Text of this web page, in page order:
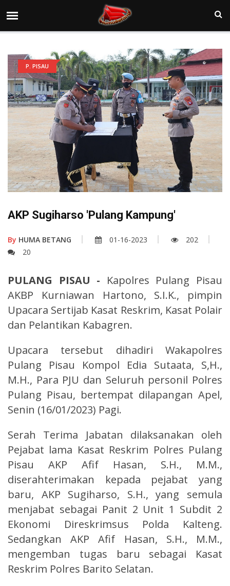
P. PISAU
AKP Sugiharso 'Pulang Kampung'
By HUMA BETANG 01-16-2023
202
20
PULANG PISAU - Kapolres Pulang Pisau
AKBP Kurniawan Hartono, S.I.K., pimpin
Upacara Sertijab Kasat Reskrim, Kasat Polair
dan Pelantikan Kabagren.
Upacara tersebut dihadiri Wakapolres
Pulang Pisau Kompol Edia Sutaata, S,H.,
M.H., Para PJU dan Seluruh personil Polres
Pulang Pisau, bertempat dilapangan Apel,
Senin (16/01/2023) Pagi.
Serah Terima Jabatan dilaksanakan oleh
Pejabat lama Kasat Reskrim Polres Pulang
Pisau AKP Afif Hasan, S.H., M.M.,
diserahterimakan kepada pejabat yang
baru, AKP Sugiharso, S.H., yang semula
menjabat sebagai Panit 2 Unit 1 Subdit 2
Ekonomi Direskrimsus Polda Kalteng.
Sedangkan AKP Afif Hasan, S.H., M.M.,
mengemban tugas baru sebagai Kasat
Reskrim Polres Barito Selatan.